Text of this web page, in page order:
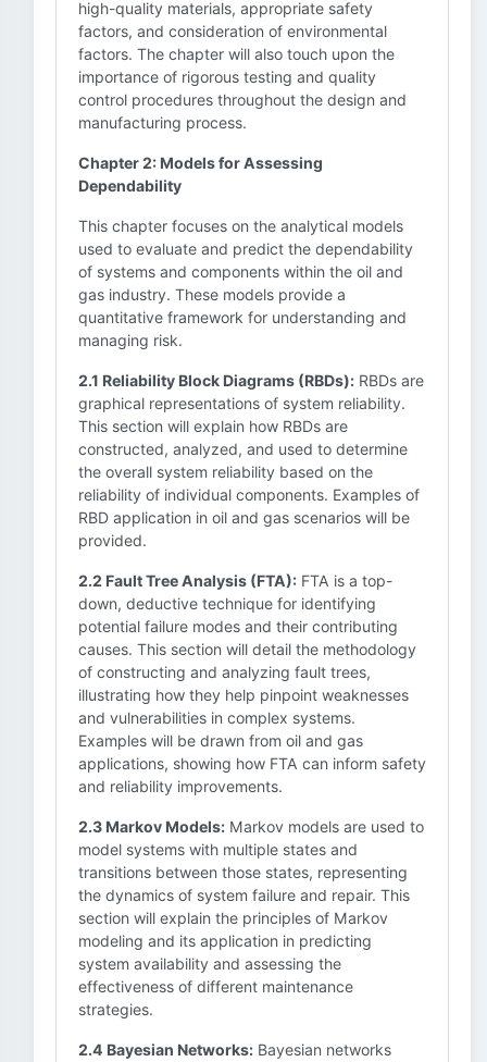
high-quality materials, appropriate safety
factors, and consideration of environmental
factors. The chapter will also touch upon the
importance of rigorous testing and quality
control procedures throughout the design and
manufacturing process.
Chapter 2: Models for Assessing
Dependability
This chapter focuses on the analytical models
used to evaluate and predict the dependability
of systems and components within the oil and
gas industry. These models provide a
quantitative framework for understanding and
managing risk.
2.1 Reliability Block Diagrams (RBDs): RBDs are
graphical representations of system reliability.
This section will explain how RBDs are
constructed, analyzed, and used to determine
the overall system reliability based on the
reliability of individual components. Examples of
RBD application in oil and gas scenarios will be
provided.
2.2 Fault Tree Analysis (FTA): FTA is a top-
down, deductive technique for identifying
potential failure modes and their contributing
causes. This section will detail the methodology
of constructing and analyzing fault trees,
illustrating how they help pinpoint weaknesses
and vulnerabilities in complex systems.
Examples will be drawn from oil and gas
applications, showing how FTA can inform safety
and reliability improvements.
2.3 Markov Models: Markov models are used to
model systems with multiple states and
transitions between those states, representing
the dynamics of system failure and repair. This
section will explain the principles of Markov
modeling and its application in predicting
system availability and assessing the
effectiveness of different maintenance
strategies.
2.4 Bayesian Networks: Bayesian networks